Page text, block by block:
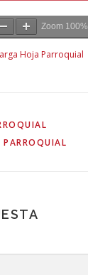
Zoom 100%
Hoja Parroquial
PARROQUIAL